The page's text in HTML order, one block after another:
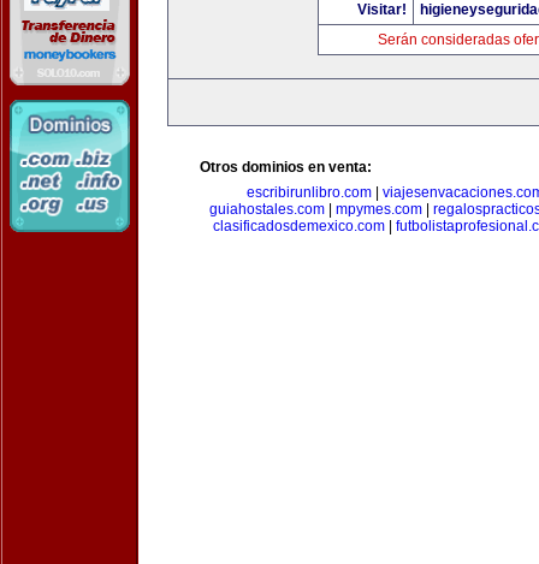
Visitar!
Serán consideradas
Otros dominios en venta:
escribirunlibro.com
guiahostales.com| mpymes.com|
clasificadosdemexico.com|